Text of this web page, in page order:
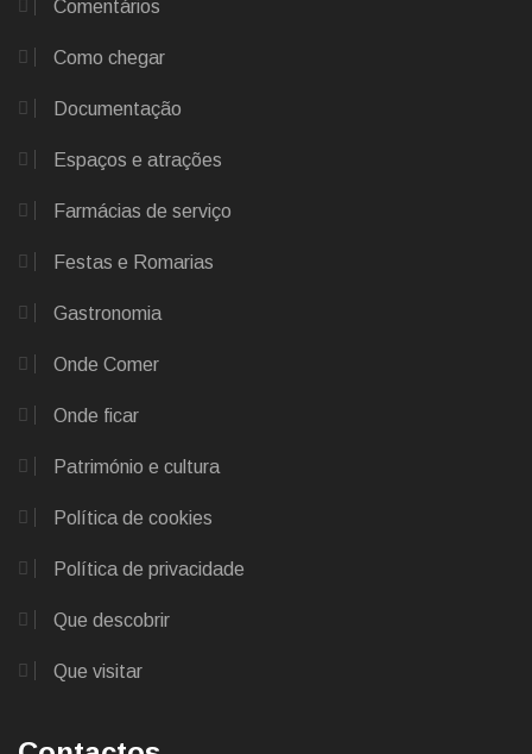
Comentários
Como chegar
Documentação
Espaços e atrações
Farmácias de serviço
Festas e Romarias
Gastronomia
Onde Comer
Onde ficar
Património e cultura
Política de cookies
Política de privacidade
Que descobrir
Que visitar